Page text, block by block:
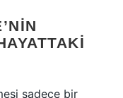
sadece bir